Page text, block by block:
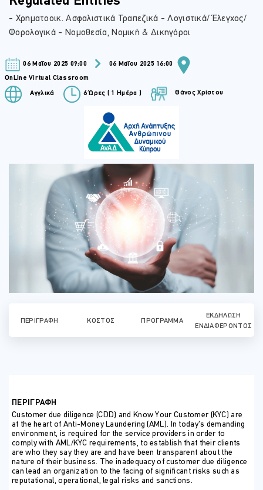
- Χρηματοοικ. Ασφαλιστικά Τραπεζικά - Λογιστικά/ Έλεγχος/
Φορολογικά - Νομοθεσία, Νομική & Δικηγόροι
06 Μαΐου 2025 09:00
06 Μαΐου 2025 16:00
OnLine Virtual Classroom
Αγγλικά 6 Ώρες ( 1 Ημέρα ) Θάνος Χρίστου
ΠΕΡΙΓΡΑΦΉ ΚΌΣΤΟΣ ΠΡΌΓΡΑΜΜΑ
ΕΚΔΉΛΩΣΗ
ΕΝΔΙΑΦΈΡΟΝΤΟΣ
ΠΕΡΙΓΡΑΦΗ
Customer due diligence (CDD) and Know Your Customer (KYC) are
at the heart of Anti-Money Laundering (AML). In today’s demanding
environment, is required for the service providers in order to
comply with AML/KYC requirements, to establish that their clients
are who they say they are and have been transparent about the
nature of their business. The inadequacy of customer due diligence
can lead an organization to the facing of significant risks such as
reputational, operational, legal risks and sanctions.